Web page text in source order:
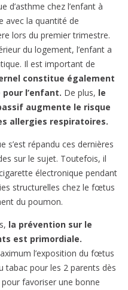
d’asthme chez l’enfant à
avec la quantité de
lors du premier trimestre.
du logement, l’enfant a
Il est important de
constitue également
l’enfant. De plus, le
augmente le risque
allergies respiratoires.
s’est répandu ces dernières
sur le sujet. Toutefois, il
électronique pendant
structurelles chez le fœtus
du poumon.
la prévention sur le
est primordiale.
l’exposition du fœtus
tabac pour les 2 parents dès
favoriser une bonne